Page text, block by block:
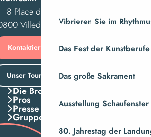
Vibrieren Sie im
Das Fest der Kunstberufe
Das große Sakrament
Ausstellung
80. Jahrestag der
8 Place des Costils
Villedieu-les-Poêles
Kontaktieren Sie uns
Unser Tourismusbüro
Die Broschuren
Pros
Presse
Gruppen